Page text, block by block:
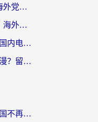
在国外如何登录12123？海外党必备的回国加速实用指南
国外登录不了交管12123？海外华人亲测有效的回国加速器选择指南
海外党必看：在国外想看国内电视剧用什么软件？3步解决地域限制
怎么在海外看哔哩哔哩动漫？留学生亲测有效的回国加速方案
海外党必看：在线翻墙回国不再难！教你选对加速器无缝刷国内资源